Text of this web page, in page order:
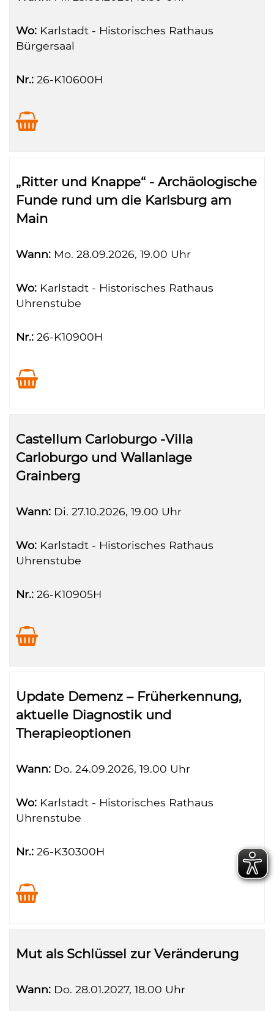
Wo: Karlstadt - Historisches Rathaus
Bürgersaal
Nr.: 26-K10600H
„Ritter und Knappe“ - Archäologische
Funde rund um die Karlsburg am
Main
Wann: Mo. 28.09.2026, 19.00 Uhr
Wo: Karlstadt - Historisches Rathaus
Uhrenstube
Nr.: 26-K10900H
Castellum Carloburgo -Villa
Carloburgo und Wallanlage
Grainberg
Wann: Di. 27.10.2026, 19.00 Uhr
Wo: Karlstadt - Historisches Rathaus
Uhrenstube
Nr.: 26-K10905H
Update Demenz – Früherkennung,
aktuelle Diagnostik und
Therapieoptionen
Wann: Do. 24.09.2026, 19.00 Uhr
Wo: Karlstadt - Historisches Rathaus
Uhrenstube
Nr.: 26-K30300H
Mut als Schlüssel zur Veränderung
Wann: Do. 28.01.2027, 18.00 Uhr